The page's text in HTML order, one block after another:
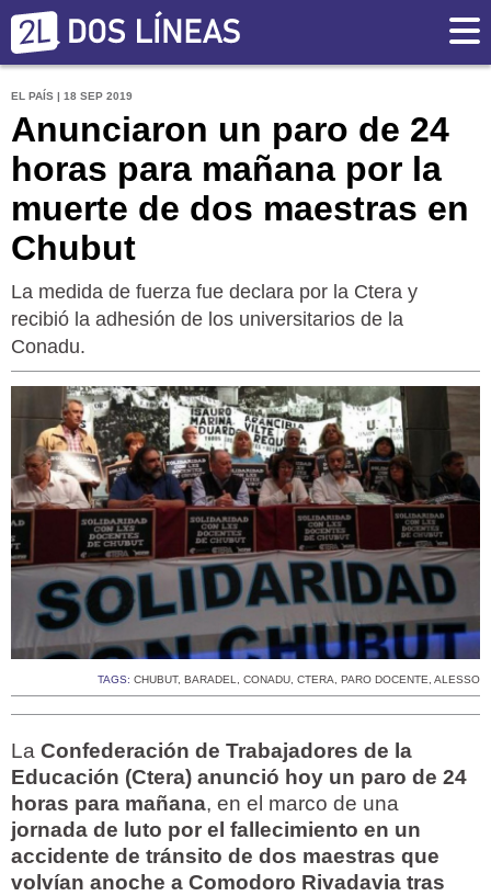
EL PAÍS | 18 SEP 2019
Anunciaron un paro de 24
horas para mañana por la
muerte de dos maestras en
Chubut
La medida de fuerza fue declara por la Ctera y
recibió la adhesión de los universitarios de la
Conadu.
TAGS: CHUBUT, BARADEL, CONADU, CTERA, PARO DOCENTE, ALESSO
La Confederación de Trabajadores de la
Educación (Ctera) anunció hoy un paro de 24
horas para mañana, en el marco de una
jornada de luto por el fallecimiento en un
accidente de tránsito de dos maestras que
volvían anoche a Comodoro Rivadavia tras